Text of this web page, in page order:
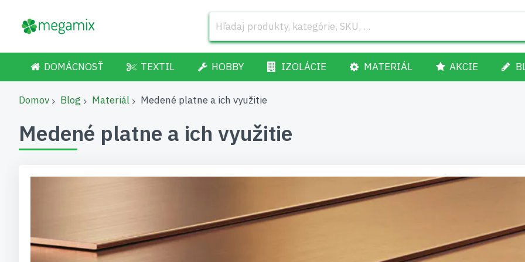
DOMÁCNOSŤ TEXTIL HOBBY IZOLÁCIE MATERIÁL AKCIE
Domov Blog Materiál Medené platne a ich využitie
Medené platne a ich využitie